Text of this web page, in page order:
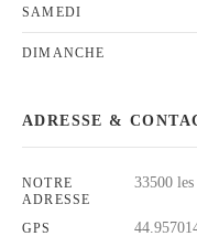
SAMEDI
DIMANCHE
ADRESSE &
NOTRE
ADRESSE
33500
GPS